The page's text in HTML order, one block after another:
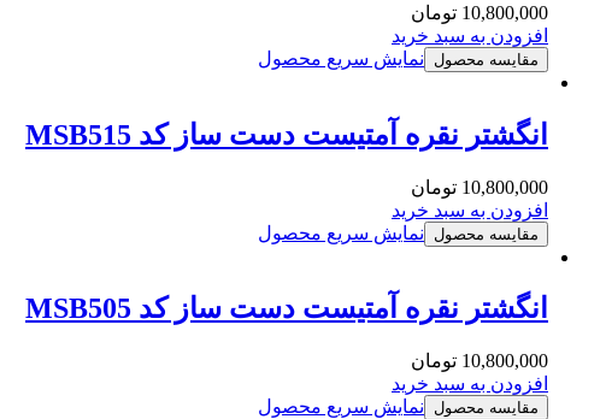
10,800,000 تومان
افزودن به سبد خرید
مقایسه محصول نمایش سریع محصول
انگشتر نقره آمتیست دست ساز کد MSB515
10,800,000 تومان
افزودن به سبد خرید
مقایسه محصول نمایش سریع محصول
انگشتر نقره آمتیست دست ساز کد MSB505
10,800,000 تومان
افزودن به سبد خرید
مقایسه محصول نمایش سریع محصول